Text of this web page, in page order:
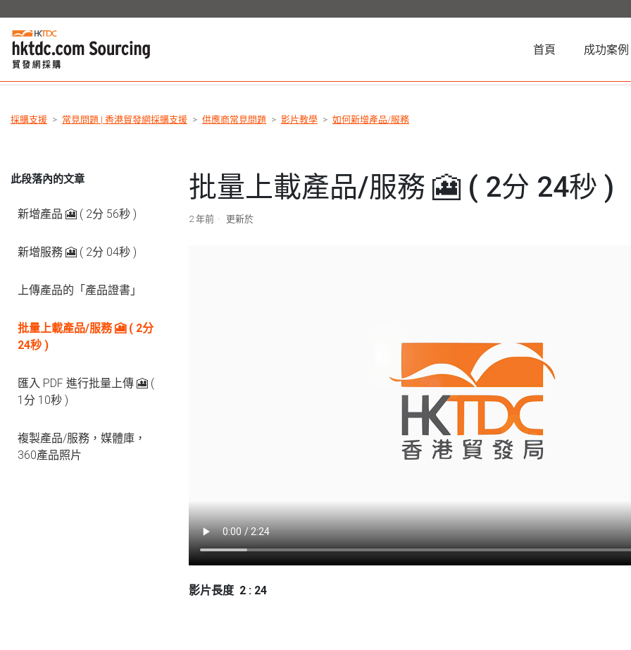
首頁 (current)成功案例
採購支援 常見問題 | 香港貿發網採購支援 供應商常見問題 影片教學 如何新增產品/服務
此段落內的文章
新增產品 🎦 ( 2分 56秒 )
新增服務 🎦 ( 2分 04秒 )
上傳產品的「產品證書」
批量上載產品/服務 🎦 ( 2分
24秒 )
匯入 PDF 進行批量上傳 🎦 (
1分 10秒 )
複製產品/服務，媒體庫，
360產品照片
批量上載產品/服務 🎦 ( 2分 24秒 )
2 年前 更新於
影片長度 2 : 24